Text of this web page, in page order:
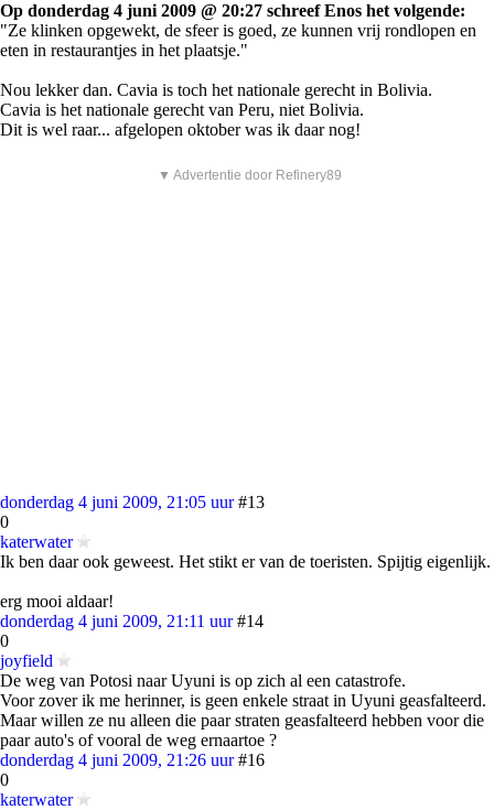
Op donderdag 4 juni 2009 @ 20:27 schreef Enos het volgende:
"Ze klinken opgewekt, de sfeer is goed, ze kunnen vrij rondlopen en
eten in restaurantjes in het plaatsje."
Nou lekker dan. Cavia is toch het nationale gerecht in Bolivia.
Cavia is het nationale gerecht van Peru, niet Bolivia.
Dit is wel raar... afgelopen oktober was ik daar nog!
▼ Advertentie door Refinery89
donderdag 4 juni 2009, 21:05 uur #13
0
katerwater
Ik ben daar ook geweest. Het stikt er van de toeristen. Spijtig eigenlijk.
erg mooi aldaar!
donderdag 4 juni 2009, 21:11 uur #14
0
joyfield
De weg van Potosi naar Uyuni is op zich al een catastrofe.
Voor zover ik me herinner, is geen enkele straat in Uyuni geasfalteerd.
Maar willen ze nu alleen die paar straten geasfalteerd hebben voor die
paar auto's of vooral de weg ernaartoe ?
donderdag 4 juni 2009, 21:26 uur #16
0
katerwater